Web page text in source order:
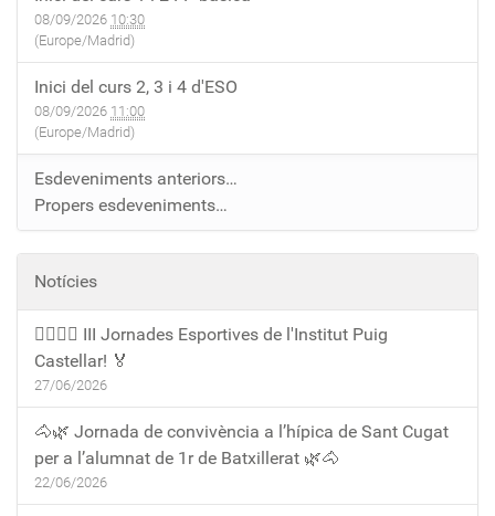
08/09/2026 10:30
(Europe/Madrid)
Inici del curs 2, 3 i 4 d'ESO
08/09/2026 11:00
(Europe/Madrid)
Esdeveniments anteriors…
Propers esdeveniments…
Notícies
🏃‍♀️🏃‍♂️ III Jornades Esportives de l'Institut Puig
Castellar! 🏅
27/06/2026
🐴🌿 Jornada de convivència a l’hípica de Sant Cugat
per a l’alumnat de 1r de Batxillerat 🌿🐴
22/06/2026